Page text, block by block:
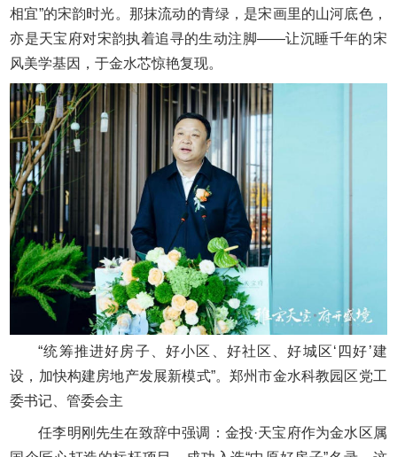
相宜”的宋韵时光。那抹流动的青绿，是宋画里的山河底色，
亦是天宝府对宋韵执着追寻的生动注脚——让沉睡千年的宋
风美学基因，于金水芯惊艳复现。
“统筹推进好房子、好小区、好社区、好城区‘四好’建
设，加快构建房地产发展新模式”。郑州市金水科教园区党工
委书记、管委会主
任李明刚先生在致辞中强调：金投·天宝府作为金水区属